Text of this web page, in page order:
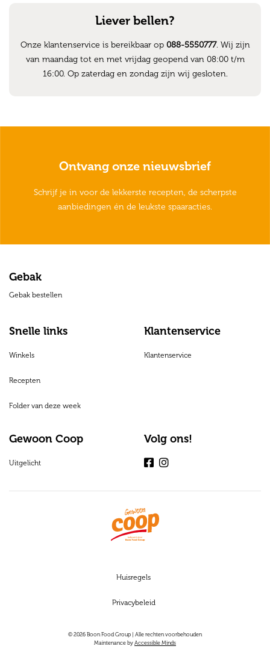
Liever bellen?
Onze klantenservice is bereikbaar op 088-5550777. Wij zijn
van maandag tot en met vrijdag geopend van 08:00 t/m
16:00. Op zaterdag en zondag zijn wij gesloten.
Ontvang onze nieuwsbrief
Schrijf je in voor de lekkerste recepten, de scherpste
aanbiedingen én de leukste spaaracties.
Gebak
Gebak bestellen
Snelle links
Winkels
Recepten
Folder van deze week
Klantenservice
Klantenservice
Gewoon Coop
Uitgelicht
Volg ons!
Facebook
Huisregels
Privacybeleid
© 2026 Boon Food Group | Alle rechten voorbehouden
Maintenance by Accessible Minds